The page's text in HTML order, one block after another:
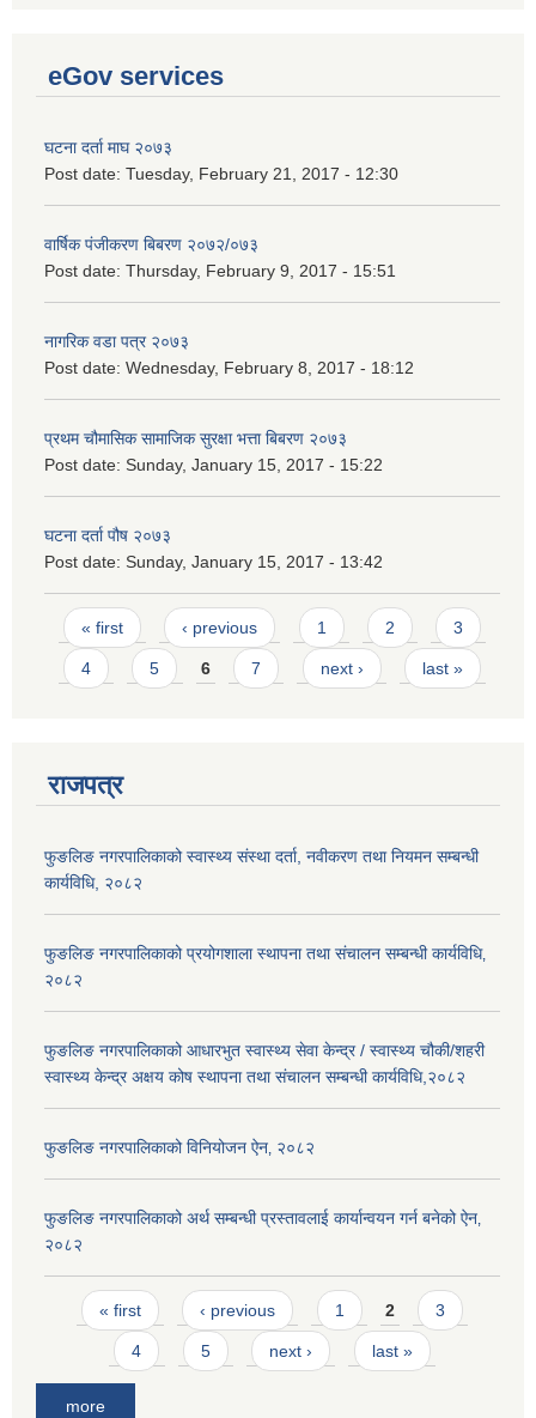
eGov services
घटना दर्ता माघ २०७३
Post date: Tuesday, February 21, 2017 - 12:30
वार्षिक पंजीकरण बिबरण २०७२/०७३
Post date: Thursday, February 9, 2017 - 15:51
नागरिक वडा पत्र २०७३
Post date: Wednesday, February 8, 2017 - 18:12
प्रथम चौमासिक सामाजिक सुरक्षा भत्ता बिबरण २०७३
Post date: Sunday, January 15, 2017 - 15:22
घटना दर्ता पौष २०७३
Post date: Sunday, January 15, 2017 - 13:42
Pages
« first ‹ previous 1 2 3
4 5 6 7 next › last »
राजपत्र
फुङलिङ नगरपालिकाको स्वास्थ्य संस्था दर्ता, नवीकरण तथा नियमन सम्बन्धी
कार्यविधि, २०८२
फुङलिङ नगरपालिकाको प्रयोगशाला स्थापना तथा संचालन सम्बन्धी कार्यविधि‚
२०८२
फुङलिङ नगरपालिकाको आधारभुत स्वास्थ्य सेवा केन्द्र / स्वास्थ्य चौकी/शहरी
स्वास्थ्य केन्द्र अक्षय कोष स्थापना तथा संचालन सम्बन्धी कार्यविधि,२०८२
फुङलिङ नगरपालिकाको विनियोजन ऐन‚ २०८२
फुङलिङ नगरपालिकाको अर्थ सम्बन्धी प्रस्तावलाई कार्यान्वयन गर्न बनेको ऐन‚
२०८२
Pages
« first ‹ previous 1 2 3
4 5 next › last »
more